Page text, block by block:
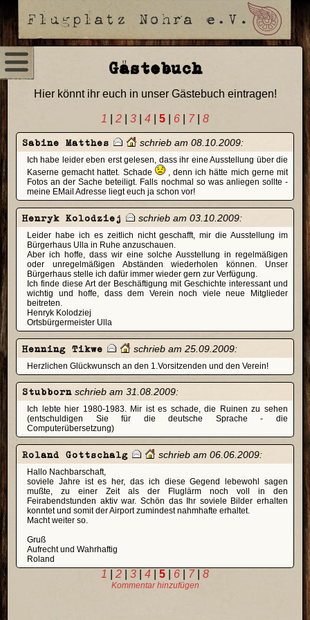
Gästebuch
Hier könnt ihr euch in unser Gästebuch eintragen!
1 2 3 4 5 6 7| 8
Sabine Matthes schrieb am 08.10.2009:
Ich habe leider eben erst gelesen, dass ihr eine Ausstellung über die
Kaserne gemacht hattet. Schade
, denn ich hätte mich gerne mit
Fotos an der Sache beteiligt. Falls nochmal so was anliegen sollte -
meine EMail Adresse liegt euch ja schon vor!
Henryk Kolodziej schrieb am 03.10.2009:
Leider habe ich es zeitlich nicht geschafft, mir die Ausstellung im
Bürgerhaus Ulla in Ruhe anzuschauen.
Aber ich hoffe, dass wir eine solche Ausstellung in regelmäßigen
oder unregelmäßigen Abständen wiederholen können. Unser
Bürgerhaus stelle ich dafür immer wieder gern zur Verfügung.
Ich finde diese Art der Beschäftigung mit Geschichte interessant und
wichtig und hoffe, dass dem Verein noch viele neue Mitglieder
beitreten.
Henryk Kolodziej
Ortsbürgermeister Ulla
Henning Tikwe schrieb am 25.09.2009:
Herzlichen Glückwunsch an den 1.Vorsitzenden und den Verein!
Stubborn schrieb am 31.08.2009:
Ich lebte hier 1980-1983. Mir ist es schade, die Ruinen zu sehen
(entschuldigen Sie für die deutsche Sprache - die
Computerübersetzung)
Roland Gottschalg schrieb am 06.06.2009:
Hallo Nachbarschaft,
soviele Jahre ist es her, das ich diese Gegend lebewohl sagen
mußte, zu einer Zeit als der Fluglärm noch voll in den
Feirabendstunden aktiv war. Schön das Ihr soviele Bilder erhalten
konntet und somit der Airport zumindest nahmhafte erhaltet.
Macht weiter so.
Gruß
Aufrecht und Wahrhaftig
Roland
1 2 3 4 5 6 7| 8
Kommentar hinzufügen